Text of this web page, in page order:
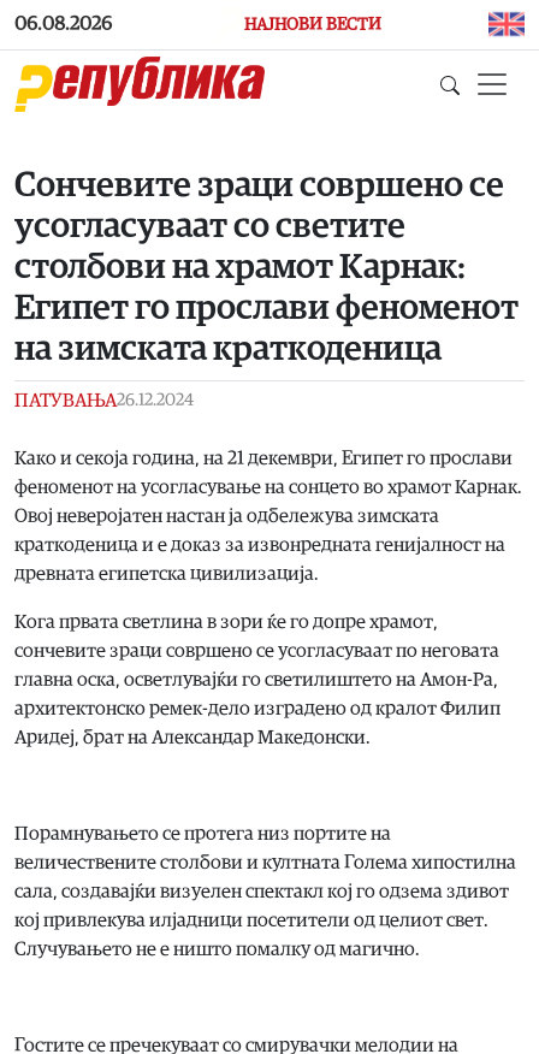
Skip to main content
06.08.2026 НАЈНОВИ ВЕСТИ
Сончевите зраци совршено се
усогласуваат со светите
столбови на храмот Карнак:
Египет го прослави феноменот
на зимската краткоденица
ПАТУВАЊА26.12.2024
Како и секоја година, на 21 декември, Египет го прослави
феноменот на усогласување на сонцето во храмот Карнак.
Овој неверојатен настан ја одбележува зимската
краткоденица и е доказ за извонредната генијалност на
древната египетска цивилизација.
Кога првата светлина в зори ќе го допре храмот,
сончевите зраци совршено се усогласуваат по неговата
главна оска, осветлувајќи го светилиштето на Амон-Ра,
архитектонско ремек-дело изградено од кралот Филип
Аридеј, брат на Александар Македонски.
Порамнувањето се протега низ портите на
величествените столбови и култната Голема хипостилна
сала, создавајќи визуелен спектакл кој го одзема здивот
кој привлекува илјадници посетители од целиот свет.
Случувањето не е ништо помалку од магично.
Гостите се пречекуваат со смирувачки мелодии на